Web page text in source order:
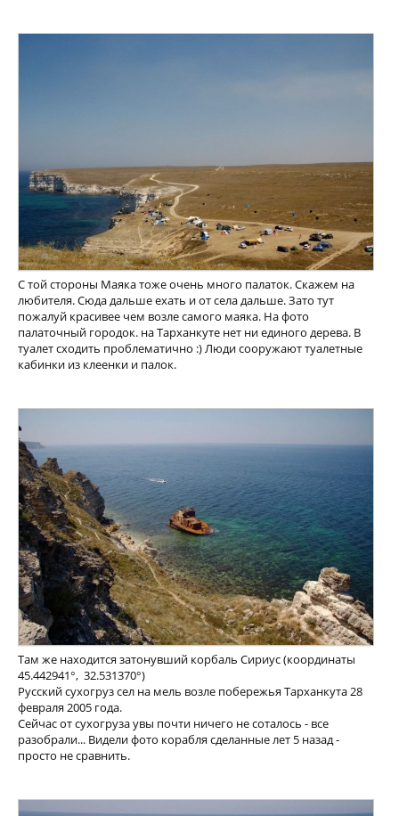
С той стороны Маяка тоже очень много палаток. Скажем на
любителя. Сюда дальше ехать и от села дальше. Зато тут
пожалуй красивее чем возле самого маяка. На фото
палаточный городок. на Тарханкуте нет ни единого дерева. В
туалет сходить проблематично :) Люди сооружают туалетные
кабинки из клеенки и палок.
Там же находится затонувший корбаль Сириус (координаты
45.442941°, 32.531370°)
Русский сухогруз сел на мель возле побережья Тарханкута 28
февраля 2005 года.
Сейчас от сухогруза увы почти ничего не соталось - все
разобрали... Видели фото корабля сделанные лет 5 назад -
просто не сравнить.